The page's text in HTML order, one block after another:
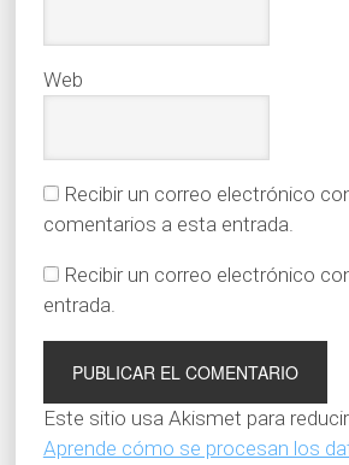
Web
Recibir un correo electrónico
comentarios a esta entrada.
Recibir un correo electrónico
entrada.
Este sitio usa Akismet para
Aprende cómo se procesan los